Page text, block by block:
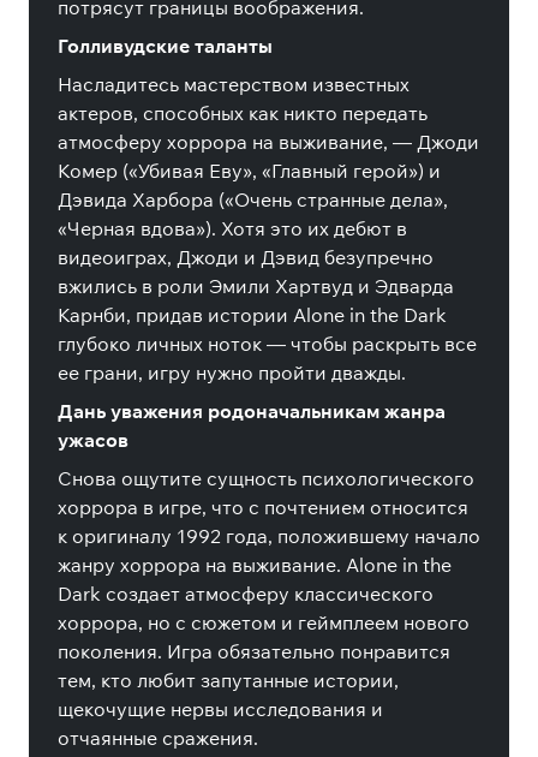
потрясут границы воображения.
Голливудские таланты
Насладитесь мастерством известных
актеров, способных как никто передать
атмосферу хоррора на выживание, — Джоди
Комер («Убивая Еву», «Главный герой») и
Дэвида Харбора («Очень странные дела»,
«Черная вдова»). Хотя это их дебют в
видеоиграх, Джоди и Дэвид безупречно
вжились в роли Эмили Хартвуд и Эдварда
Карнби, придав истории Alone in the Dark
глубоко личных ноток — чтобы раскрыть все
ее грани, игру нужно пройти дважды.
Дань уважения родоначальникам жанра
ужасов
Снова ощутите сущность психологического
хоррора в игре, что с почтением относится
к оригиналу 1992 года, положившему начало
жанру хоррора на выживание. Alone in the
Dark создает атмосферу классического
хоррора, но с сюжетом и геймплеем нового
поколения. Игра обязательно понравится
тем, кто любит запутанные истории,
щекочущие нервы исследования и
отчаянные сражения.